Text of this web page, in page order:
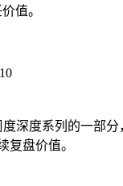
值。
深度系列的一部
复盘价值。